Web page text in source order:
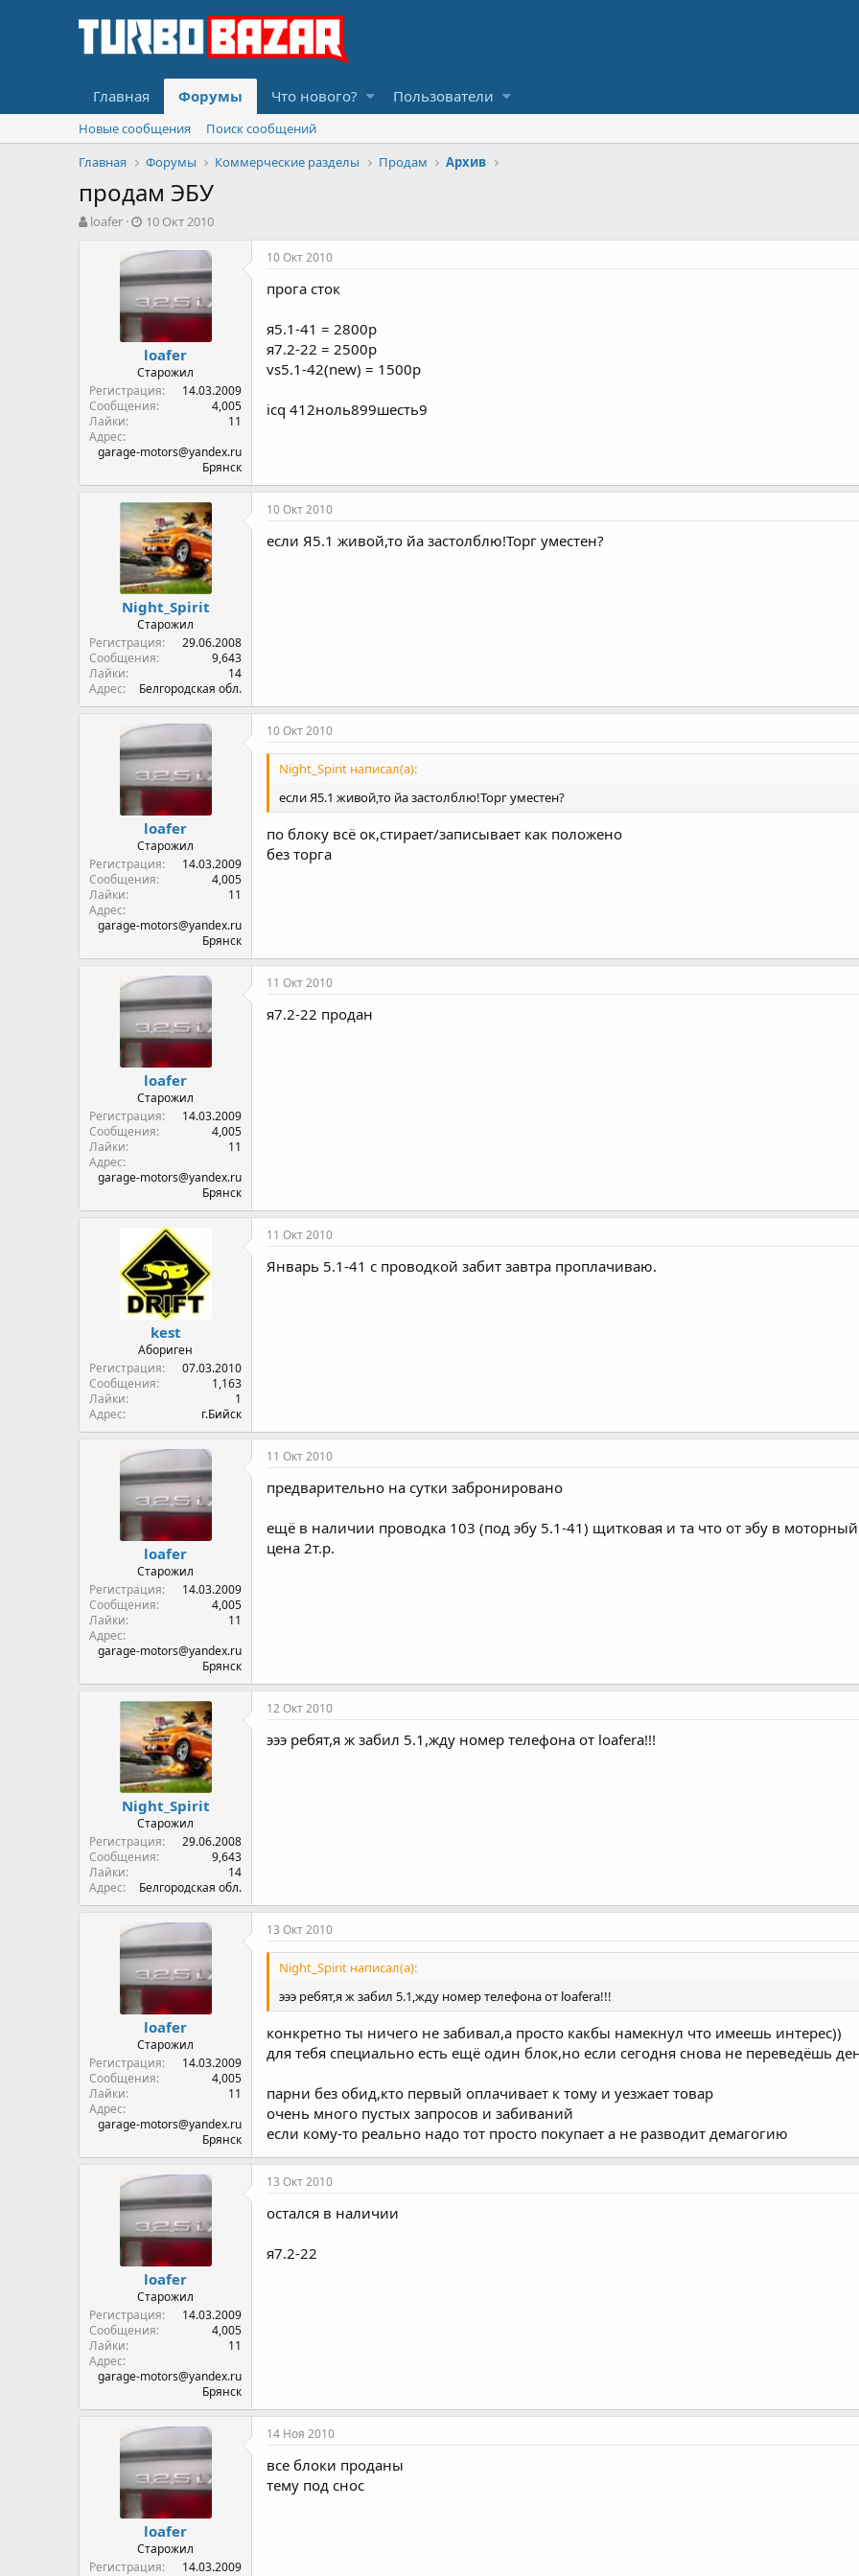
Главная Форумы Что нового? Пользователи
Новые сообщения
Поиск сообщений
Главная
Форумы Коммерческие разделы Продам Архив
продам ЭБУ
А
loafer
Д
т
а
н
а
ч
а
л
а
10 Окт 2010
loafer
Старожил
Регистрация
14.03.2009
Сообщения
4,005
Лайки
11
Адрес
garage-motors@yandex.ru
Брянск
10 Окт 2010
прога сток
я5.1-41 = 2800р
я7.2-22 = 2500р
vs5.1-42(new) = 1500р
icq 412ноль899шесть9
Night_Spirit
Старожил
Регистрация
29.06.2008
Сообщения
9,643
Лайки
14
Адрес
Белгородская обл.
10 Окт 2010
если Я5.1 живой,то йа застолблю!Торг уместен?
loafer
Старожил
Регистрация
14.03.2009
Сообщения
4,005
Лайки
11
Адрес
garage-motors@yandex.ru
Брянск
10 Окт 2010
Night_Spirit написал(а):
если Я5.1 живой,то йа застолблю!Торг уместен?
по блоку всё ок,стирает/записывает как положено
без торга
loafer
Старожил
Регистрация
14.03.2009
Сообщения
4,005
Лайки
11
Адрес
garage-motors@yandex.ru
Брянск
11 Окт 2010
я7.2-22 продан
kest
Абориген
Регистрация
07.03.2010
Сообщения
1,163
Лайки
1
Адрес
г.Бийск
11 Окт 2010
Январь 5.1-41 с проводкой забит завтра проплачиваю.
loafer
Старожил
Регистрация
14.03.2009
Сообщения
4,005
Лайки
11
Адрес
garage-motors@yandex.ru
Брянск
11 Окт 2010
предварительно на сутки забронировано
ещё в наличии проводка 103 (под эбу 5.1-41) щитковая и та что от эбу в моторный
цена 2т.р.
Night_Spirit
Старожил
Регистрация
29.06.2008
Сообщения
9,643
Лайки
14
Адрес
Белгородская обл.
12 Окт 2010
эээ ребят,я ж забил 5.1,жду номер телефона от loafera!!!
loafer
Старожил
Регистрация
14.03.2009
Сообщения
4,005
Лайки
11
Адрес
garage-motors@yandex.ru
Брянск
13 Окт 2010
Night_Spirit написал(а):
эээ ребят,я ж забил 5.1,жду номер телефона от loafera!!!
конкретно ты ничего не забивал,а просто какбы намекнул что имеешь интерес))
для тебя специально есть ещё один блок,но если сегодня снова не переведёшь
парни без обид,кто первый оплачивает к тому и уезжает товар
очень много пустых запросов и забиваний
если кому-то реально надо тот просто покупает а не разводит демагогию
loafer
Старожил
Регистрация
14.03.2009
Сообщения
4,005
Лайки
11
Адрес
garage-motors@yandex.ru
Брянск
13 Окт 2010
остался в наличии
я7.2-22
loafer
Старожил
Регистрация
14.03.2009
14 Ноя 2010
все блоки проданы
тему под снос